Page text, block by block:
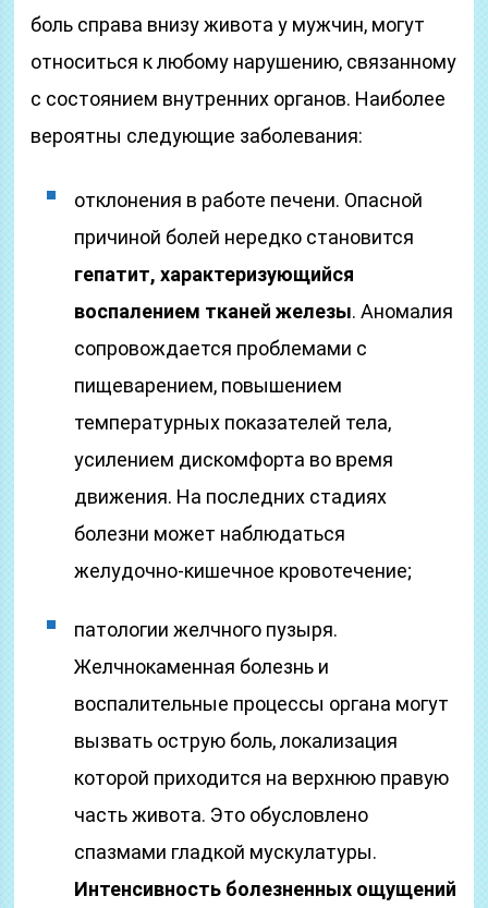
боль справа внизу живота у мужчин, могут
относиться к любому нарушению, связанному
с состоянием внутренних органов. Наиболее
вероятны следующие заболевания:
отклонения в работе печени. Опасной
причиной болей нередко становится
гепатит, характеризующийся
воспалением тканей железы. Аномалия
сопровождается проблемами с
пищеварением, повышением
температурных показателей тела,
усилением дискомфорта во время
движения. На последних стадиях
болезни может наблюдаться
желудочно-кишечное кровотечение;
патологии желчного пузыря.
Желчнокаменная болезнь и
воспалительные процессы органа могут
вызвать острую боль, локализация
которой приходится на верхнюю правую
часть живота. Это обусловлено
спазмами гладкой мускулатуры.
Интенсивность болезненных ощущений